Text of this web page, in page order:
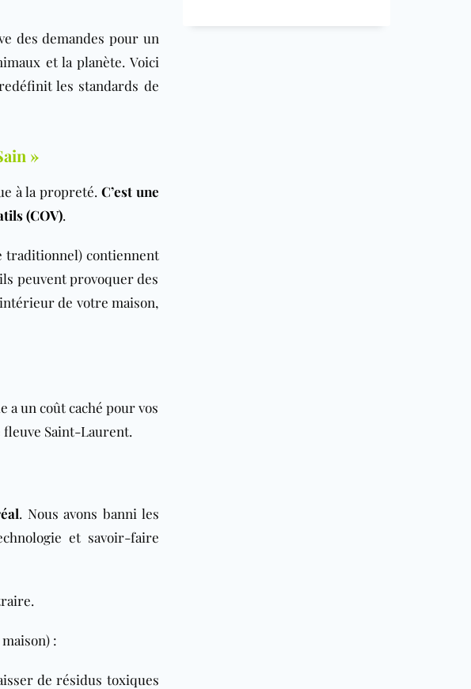
des demandes pour un
et la planète. Voici
les standards de
»
à la propreté. C’est une
(COV).
traditionnel) contiennent
peuvent provoquer des
de votre maison,
un coût caché pour vos
fleuve Saint-Laurent.
. Nous avons banni les
et savoir-faire
:
de résidus toxiques